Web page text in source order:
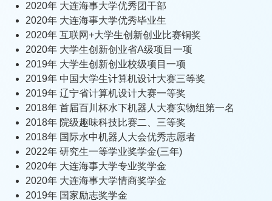
2020年 大连海事大学优秀团干部
2020年 大连海事大学优秀毕业生
2020年 互联网+大学生创新创业比赛铜奖
2020年 大学生创新创业省A级项目一项
2019年 大学生创新创业校级项目一项
2019年 中国大学生计算机设计大赛三等奖
2019年 辽宁省计算机设计大赛一等奖
2018年 首届百川杯水下机器人大赛实物组第一名
2018年 院级趣味科技比赛二、三等奖
2018年 国际水中机器人大会优秀志愿者
2022年 研究生一等学业奖学金(三年)
2020年 大连海事大学专业奖学金
2020年 大连海事大学情商奖学金
2019年 国家励志奖学金